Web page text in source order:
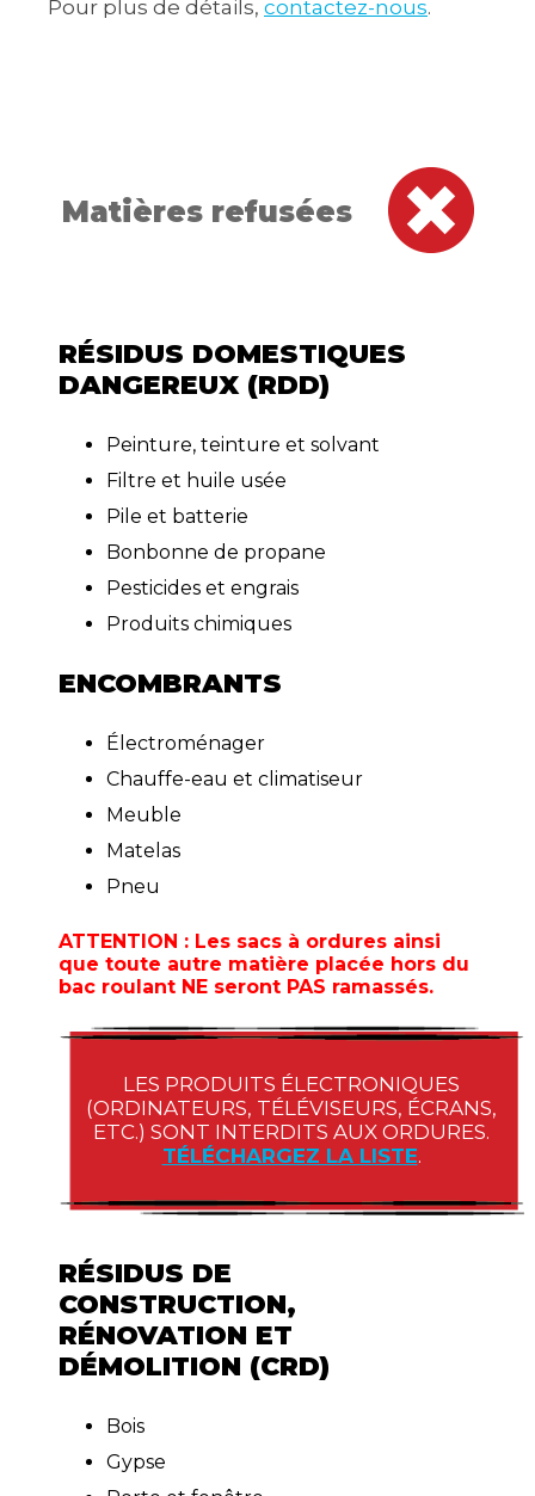
Pour plus de détails, contactez-nous.
Matières refusées
RÉSIDUS DOMESTIQUES
DANGEREUX (RDD)
Peinture, teinture et solvant
Filtre et huile usée
Pile et batterie
Bonbonne de propane
Pesticides et engrais
Produits chimiques
ENCOMBRANTS
Électroménager
Chauffe-eau et climatiseur
Meuble
Matelas
Pneu
ATTENTION : Les sacs à ordures ainsi
que toute autre matière placée hors du
bac roulant NE seront PAS ramassés.
LES PRODUITS ÉLECTRONIQUES
(ORDINATEURS, TÉLÉVISEURS, ÉCRANS,
ETC.) SONT INTERDITS AUX ORDURES.
TÉLÉCHARGEZ LA LISTE.
RÉSIDUS DE
CONSTRUCTION,
RÉNOVATION ET
DÉMOLITION (CRD)
Bois
Gypse